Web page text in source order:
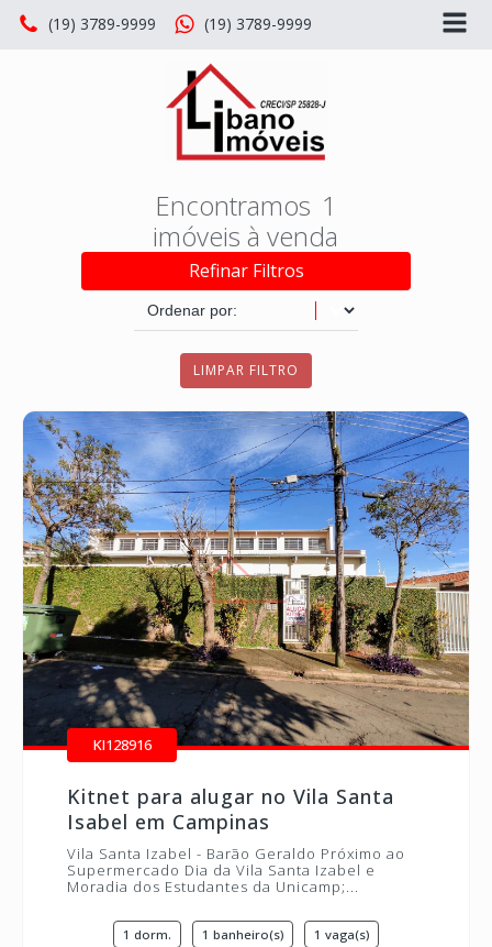
(19) 3789-9999 (19) 3789-9999
1
Refinar Filtros
Ordenação Venda
Sort content
LIMPAR FILTRO
KI128916
Kitnet para alugar no Vila Santa
Isabel em Campinas
Vila Santa Izabel - Barão Geraldo Próximo ao
Supermercado Dia da Vila Santa Izabel e
Moradia dos Estudantes da Unicamp;...
1 dorm. 1 banheiro(s) 1 vaga(s)